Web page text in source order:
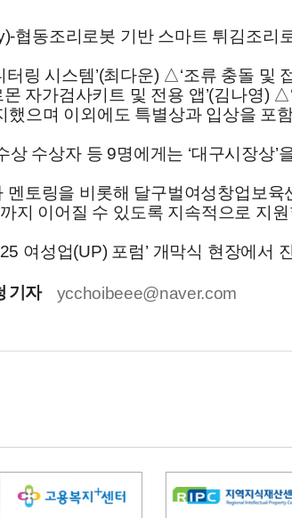
협동조리로봇 기반 스마트 튀김조리
링 시스템’(최다운) △‘조류 충돌 및
자가검사키트 및 전용 앱’(김나영)
했으며 이외에도 특별상과 입상을 포
상 수상자 등 9명에게는 ‘대구시장상
토링을 비롯해 달구벌여성창업보
지 이어질 수 있도록 지속적으로 지
여성업(UP) 포럼’ 개막식 현장에서
기자 ycchoibeee@naver.com